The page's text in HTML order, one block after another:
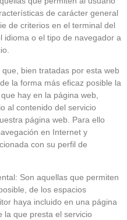
de carácter general
de criterios en el terminal del
idioma o el tipo de navegador a
bien tratadas por esta web
la forma más eficaz posible la
hay en la página web,
al contenido del servicio
página web. Para ello
en Internet y
con su perfil de
Son aquellas que permiten
de los espacios
haya incluido en una página
la que presta el servicio